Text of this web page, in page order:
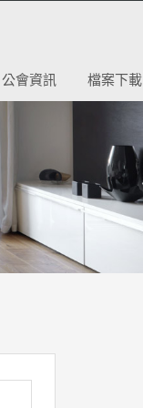
公會資訊 檔案下載